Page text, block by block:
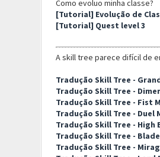
Como evoluo minha classe?
[Tutorial] Evolução de
[Tutorial] Quest level 3
A skill tree parece difícil de
Tradução Skill Tree -
Tradução Skill Tree -
Tradução Skill Tree - Fist
Tradução Skill Tree - Duel
Tradução Skill Tree - High
Tradução Skill Tree -
Tradução Skill Tree -